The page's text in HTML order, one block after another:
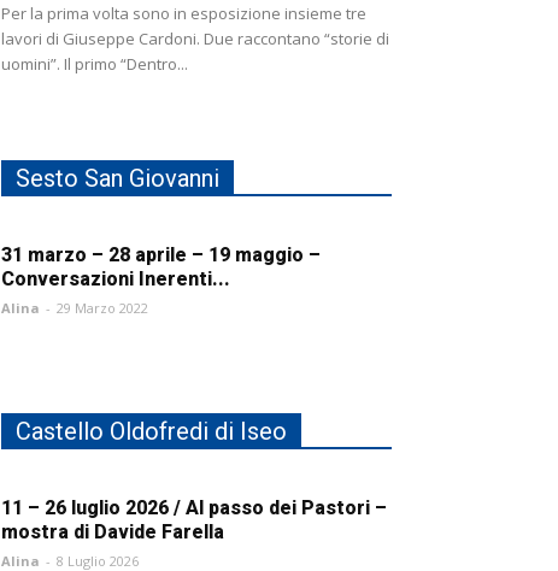
Per la prima volta sono in esposizione insieme tre
lavori di Giuseppe Cardoni. Due raccontano “storie di
uomini”. Il primo “Dentro...
Sesto San Giovanni
31 marzo – 28 aprile – 19 maggio –
Conversazioni Inerenti...
Alina - 29 Marzo 2022
Castello Oldofredi di Iseo
11 – 26 luglio 2026 / Al passo dei Pastori –
mostra di Davide Farella
Alina - 8 Luglio 2026